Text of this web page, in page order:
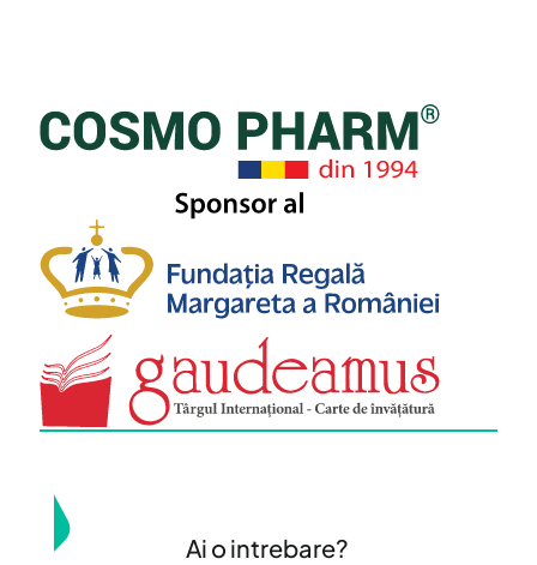
Ai o intrebare?